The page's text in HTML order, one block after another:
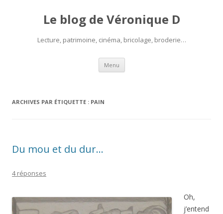
Le blog de Véronique D
Lecture, patrimoine, cinéma, bricolage, broderie…
Menu Aller
contenu
ARCHIVES PAR ÉTIQUETTE : PAIN
Du mou et du dur…
4 réponses
Oh,
j’entend